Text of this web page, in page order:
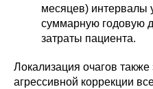
месяцев) интервалы
суммарную годовую
затраты пациента.
Локализация очагов
агрессивной коррекции